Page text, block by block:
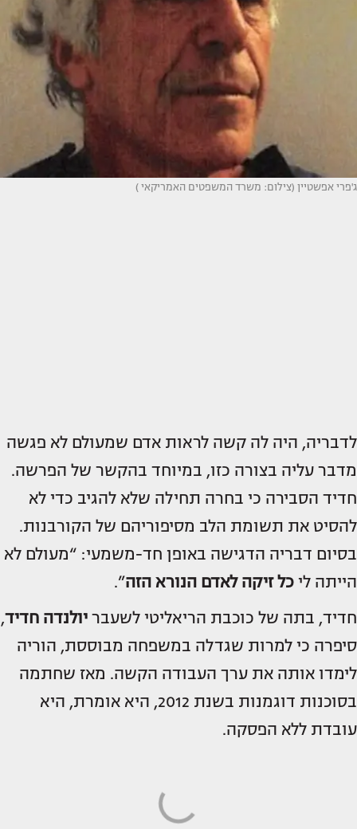
ג'פרי אפשטיין (צילום: משרד המשפטים האמריקאי )
לדבריה, היה לה קשה לראות אדם שמעולם לא פגשה
מדבר עליה בצורה כזו, במיוחד בהקשר של הפרשה.
חדיד הסבירה כי בחרה תחילה שלא להגיב כדי לא
להסיט את תשומת הלב מסיפוריהם של הקורבנות.
בסיום דבריה הדגישה באופן חד-משמעי: “מעולם לא
הייתה לי כל זיקה לאדם הנורא הזה”.
חדיד, בתה של כוכבת הריאליטי לשעבר יולנדה חדיד,
סיפרה כי למרות שגדלה במשפחה מבוססת, הוריה
לימדו אותה את ערך העבודה הקשה. מאז שחתמה
בסוכנות דוגמנות בשנת 2012, היא אומרת, היא
עובדת ללא הפסקה.